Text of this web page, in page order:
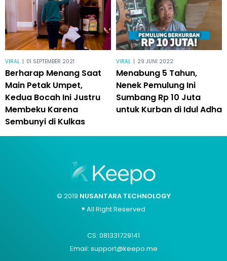
VIRAL | 01 SEPTEMBER 2021
Berharap Menang Saat
Main Petak Umpet,
Kedua Bocah Ini Justru
Membeku Karena
Sembunyi di Kulkas
VIRAL | 29 JUNI 2022
Menabung 5 Tahun,
Nenek Pemulung Ini
Sumbang Rp 10 Juta
untuk Kurban di Idul Adha
© 2019 NUSANTARA TECHNOLOGY
® All Right Reserved
CS: 081331729141
Email: support@keepo.me